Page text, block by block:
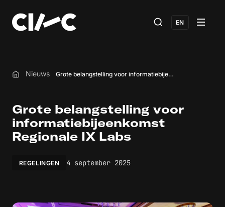
EN
Home
Nieuws Grote belangstelling voor informatiebijeenkomst Regionale IX Labs
Grote belangstelling voor
informatiebijeenkomst
Regionale IX Labs
REGELINGEN 4 september 2025